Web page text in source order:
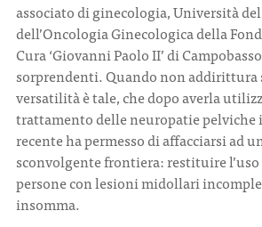
associato di ginecologia, Università
dell’Oncologia Ginecologica della
Cura ‘Giovanni Paolo II’ di
sorprendenti. Quando non
versatilità è tale, che dopo averla
trattamento delle neuropatie
recente ha permesso di affacciarsi ad
sconvolgente frontiera: restituire
persone con lesioni midollari
insomma.